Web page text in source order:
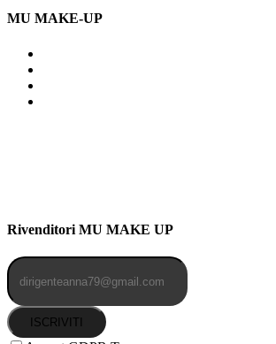
MU MAKE-UP
Rivenditori MU MAKE UP
ISCRIVITI